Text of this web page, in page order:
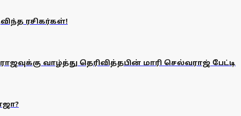
ரசிகர்கள்!
வாழ்த்து தெரிவித்தபின் மாரி செல்வராஜ் பேட்டி